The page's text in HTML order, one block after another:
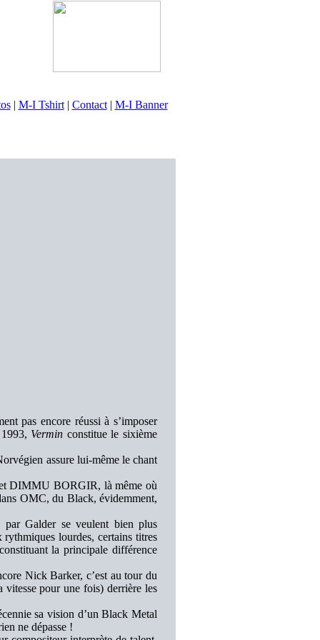
| M-I Tshirt| Contact| M-I Banner
pas encore réussi à s’imposer
Vermin constitue le sixième
assure lui-même le chant
DIMMU BORGIR, là même où
OMC, du Black, évidemment,
Galder se veulent bien plus
lourdes, certains titres
la principale différence
Nick Barker, c’est au tour du
vitesse pour une fois) derrière les
sa vision d’un Black Metal
ne dépasse !